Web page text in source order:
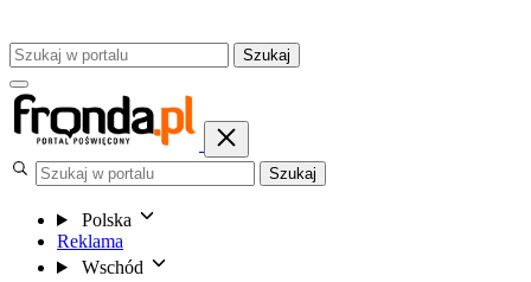
Szukaj
Szukaj
Polska
Reklama
Wschód